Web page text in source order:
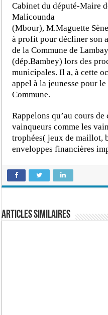
Cabinet du député-Maire
Malicounda
(Mbour), M.Maguette
à profit pour décliner son
de la Commune de
(dép.Bambey) lors des
municipales. Il a, à cette
appel à la jeunesse pour
Commune.
Rappelons qu’au cours
vainqueurs comme les
trophées( jeux de maillot,
enveloppes financières
Articles similaires